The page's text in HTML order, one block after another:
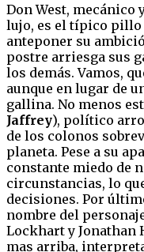
Don West, mecánico
lujo, es el típico pillo
anteponer su
postre arriesga sus
los demás. Vamos,
aunque en lugar de
gallina. No menos
Jaffrey), político
de los colonos
planeta. Pese a su
constante miedo de
circunstancias, lo
decisiones. Por
nombre del
Lockhart y Jonathan
mas arriba,